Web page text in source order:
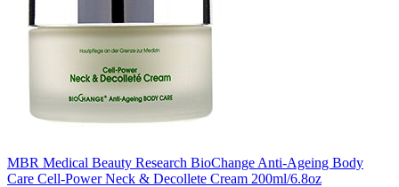
MBR Medical Beauty Research BioChange Anti-Ageing Body
Care Cell-Power Neck & Decollete Cream 200ml/6.8oz